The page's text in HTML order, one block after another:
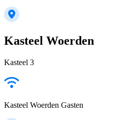
Kasteel Woerden
Kasteel 3
Kasteel Woerden Gasten